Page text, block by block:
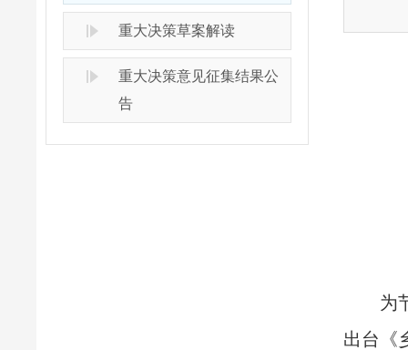
重大决策草案解读
重大决策意见征集结果公
告
为
出台《